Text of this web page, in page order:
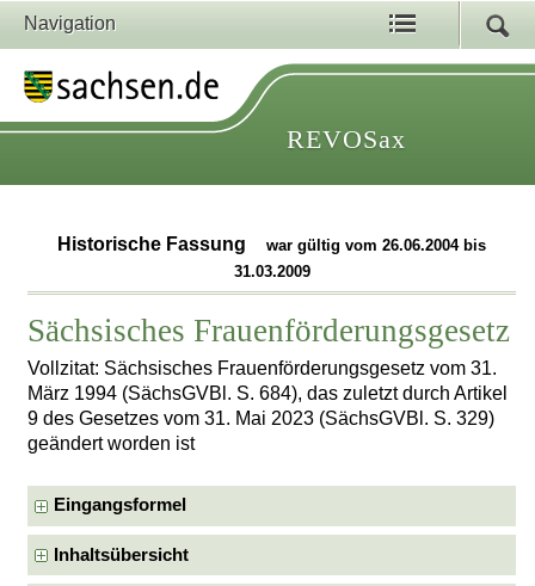
Navigation
REVOSax
Historische Fassung
war gültig vom 26.06.2004 bis
31.03.2009
Sächsisches Frauenförderungsgesetz
Vollzitat: Sächsisches Frauenförderungsgesetz vom 31.
März 1994 (SächsGVBl. S. 684), das zuletzt durch Artikel
9 des Gesetzes vom 31. Mai 2023 (SächsGVBl. S. 329)
geändert worden ist
Eingangsformel
Inhaltsübersicht